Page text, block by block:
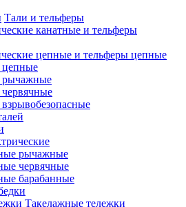
Тали и тельферы
канатные и тельферы
цепные и тельферы цепные
цепные
рычажные
рычажные
червячные
барабанные
Такелажные тележки